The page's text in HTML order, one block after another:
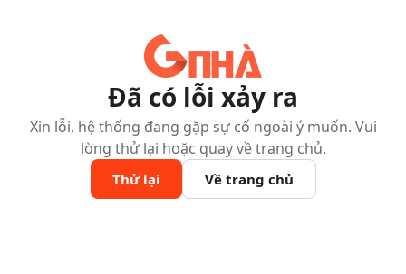
Đã có lỗi xảy ra
Xin lỗi, hệ thống đang gặp sự cố ngoài ý muốn. Vui
lòng thử lại hoặc quay về trang chủ.
Thử lại Về trang chủ